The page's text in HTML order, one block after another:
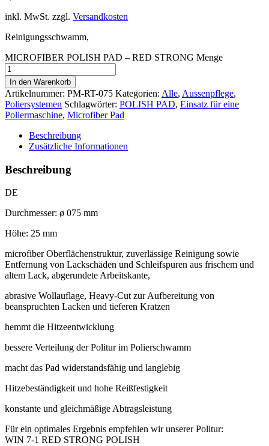
inkl. MwSt. zzgl. Versandkosten
Reinigungsschwamm,
MICROFIBER POLISH PAD – RED STRONG Menge
In den Warenkorb
Artikelnummer: PM-RT-075 Kategorien: Alle, Aussenpflege,
Poliersystemen Schlagwörter: POLISH PAD, Einsatz für eine
Poliermaschine, Microfiber Pad
Beschreibung
Zusätzliche Informationen
Beschreibung
DE
Durchmesser: ø 075 mm
Höhe: 25 mm
microfiber Oberflächenstruktur, zuverlässige Reinigung sowie
Entfernung von Lackschäden und Schleifspuren aus frischem und
altem Lack, abgerundete Arbeitskante,
‍abrasive Wollauflage, Heavy-Cut zur Aufbereitung von
beanspruchten Lacken und tieferen Kratzen
hemmt die Hitzeentwicklung
bessere Verteilung der Politur im Polierschwamm
macht das Pad widerstandsfähig und langlebig
Hitzebeständigkeit und hohe Reißfestigkeit
konstante und gleichmäßige Abtragsleistung
Für ein optimales Ergebnis empfehlen wir unserer Politur:
WIN 7-1 RED STRONG POLISH